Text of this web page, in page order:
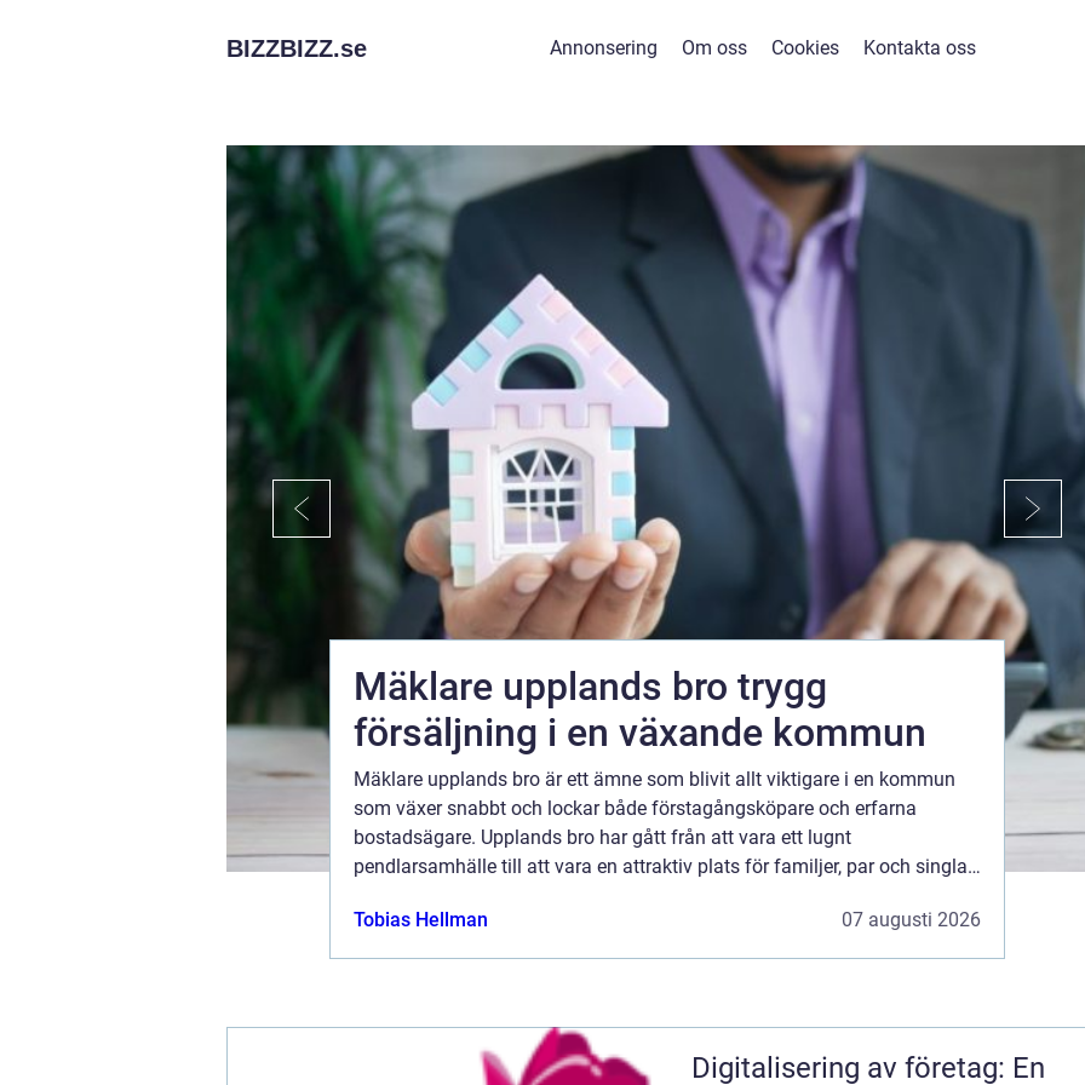
BIZZBIZZ.se Annonsering Om oss Cookies Kontakta oss
Mäklare upplands bro trygg
försäljning i en växande kommun
Mäklare upplands bro är ett ämne som blivit allt viktigare i en kommun
som växer snabbt och lockar både förstagångsköpare och erfarna
bostadsägare. Upplands bro har gått från att vara ett lugnt
pendlarsamhälle till att vara en attraktiv plats för familjer, par och singlar
pendling till st...
Tobias Hellman 07 augusti 2026
Digitalisering av företag: En